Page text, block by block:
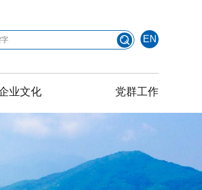
EN
业文化 党群工作